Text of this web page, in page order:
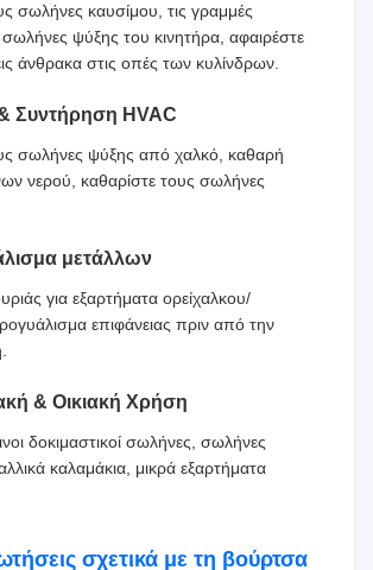
σωλήνες καυσίμου, τις γραμμές
ψύξης του κινητήρα, αφαιρέστε
άνθρακα στις οπές των κυλίνδρων.
Συντήρηση HVAC
σωλήνες ψύξης από χαλκό, καθαρή
νερού, καθαρίστε τους σωλήνες
μετάλλων
για εξαρτήματα ορείχαλκου/
επιφάνειας πριν από την
& Οικιακή Χρήση
δοκιμαστικοί σωλήνες, σωλήνες
καλαμάκια, μικρά εξαρτήματα
σχετικά με τη βούρτσα